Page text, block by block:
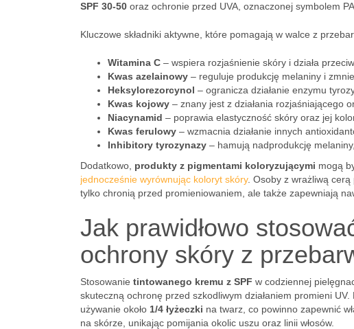
SPF 30-50 oraz ochronie przed UVA, oznaczonej symbolem PA.
Kluczowe składniki aktywne, które pomagają w walce z
Witamina C – wspiera rozjaśnienie skóry i działa
Kwas azelainowy – reguluje produkcję melaniny i
Heksylorezorcynol – ogranicza działanie enzymu
Kwas kojowy – znany jest z działania rozjaśniającego
Niacynamid – poprawia elastyczność skóry oraz jej
Kwas ferulowy – wzmacnia działanie innych
Inhibitory tyrozynazy – hamują nadprodukcję
Dodatkowo, produkty z pigmentami koloryzującymi mogą
jednocześnie wyrównując koloryt skóry. Osoby z wrażliwą
tylko chronią przed promieniowaniem, ale także zapewniają
Jak prawidłowo
ochrony skóry z
Stosowanie tintowanego kremu z SPF w codziennej
skuteczną ochronę przed szkodliwym działaniem promieni
używanie około 1/4 łyżeczki na twarz, co powinno zapewnić
na skórze, unikając pomijania okolic uszu oraz linii włosów.